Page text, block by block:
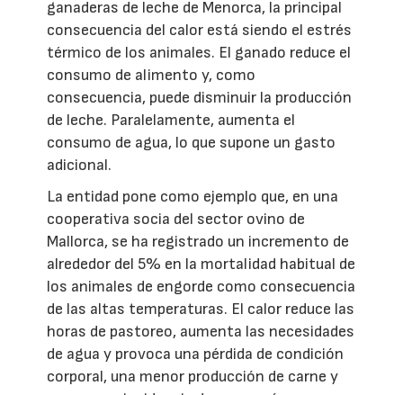
ganaderas de leche de Menorca, la principal
consecuencia del calor está siendo el estrés
térmico de los animales. El ganado reduce el
consumo de alimento y, como
consecuencia, puede disminuir la producción
de leche. Paralelamente, aumenta el
consumo de agua, lo que supone un gasto
adicional.
La entidad pone como ejemplo que, en una
cooperativa socia del sector ovino de
Mallorca, se ha registrado un incremento de
alrededor del 5% en la mortalidad habitual de
los animales de engorde como consecuencia
de las altas temperaturas. El calor reduce las
horas de pastoreo, aumenta las necesidades
de agua y provoca una pérdida de condición
corporal, una menor producción de carne y